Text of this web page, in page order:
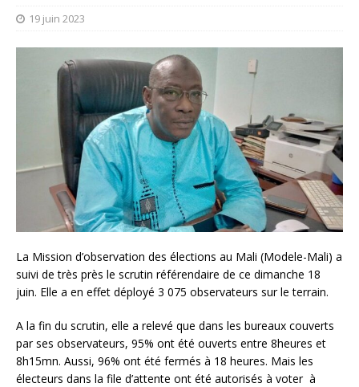
19 juin 2023
La Mission d’observation des élections au Mali (Modele-Mali) a
suivi de très près le scrutin référendaire de ce dimanche 18
juin. Elle a en effet déployé 3 075 observateurs sur le terrain.
A la fin du scrutin, elle a relevé que dans les bureaux couverts
par ses observateurs, 95% ont été ouverts entre 8heures et
8h15mn. Aussi, 96% ont été fermés à 18 heures. Mais les
électeurs dans la file d’attente ont été autorisés à voter à